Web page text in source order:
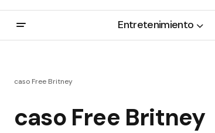
Entretenimiento
caso Free Britney
caso Free Britney